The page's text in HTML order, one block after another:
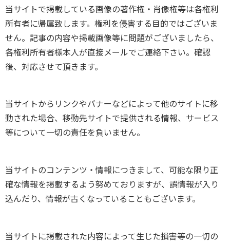
当サイトで掲載している画像の著作権・肖像権等は各権利
所有者に帰属致します。権利を侵害する目的ではございま
せん。記事の内容や掲載画像等に問題がございましたら、
各権利所有者様本人が直接メールでご連絡下さい。確認
後、対応させて頂きます。
当サイトからリンクやバナーなどによって他のサイトに移
動された場合、移動先サイトで提供される情報、サービス
等について一切の責任を負いません。
当サイトのコンテンツ・情報につきまして、可能な限り正
確な情報を掲載するよう努めておりますが、誤情報が入り
込んだり、情報が古くなっていることもございます。
当サイトに掲載された内容によって生じた損害等の一切の